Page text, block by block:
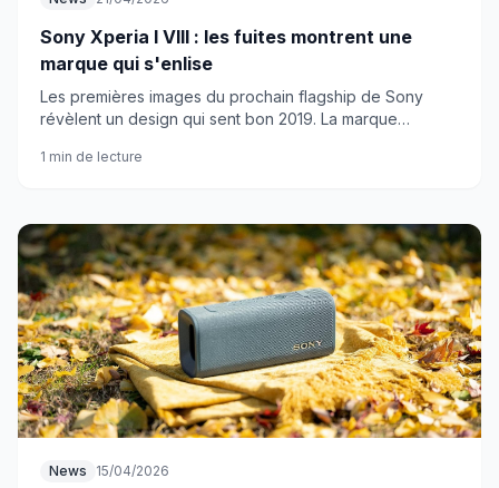
Sony Xperia I VIII : les fuites montrent une
marque qui s'enlise
Les premières images du prochain flagship de Sony
révèlent un design qui sent bon 2019. La marque
1 min de lecture
News 15/04/2026